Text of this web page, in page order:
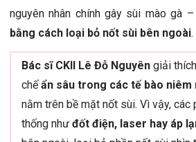
nguyên nhân chính gây sùi mào gà –
bằng cách loại bỏ nốt sùi bên ngoài.
Bác sĩ CKII Lê Đỗ Nguyên giải
chếẩn sâu trong các tế bào niêm
nằm trên bề mặt nốt sùi. Vì vậy, các
thống như đốt điện, laser hay áp